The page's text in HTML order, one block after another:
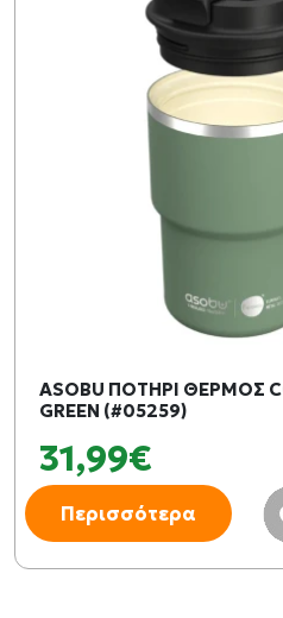
ASOBU ΠΟΤΗΡΙ ΘΕΡΜΟΣ
GREEN (#05259)
31,99€
Περισσότερα